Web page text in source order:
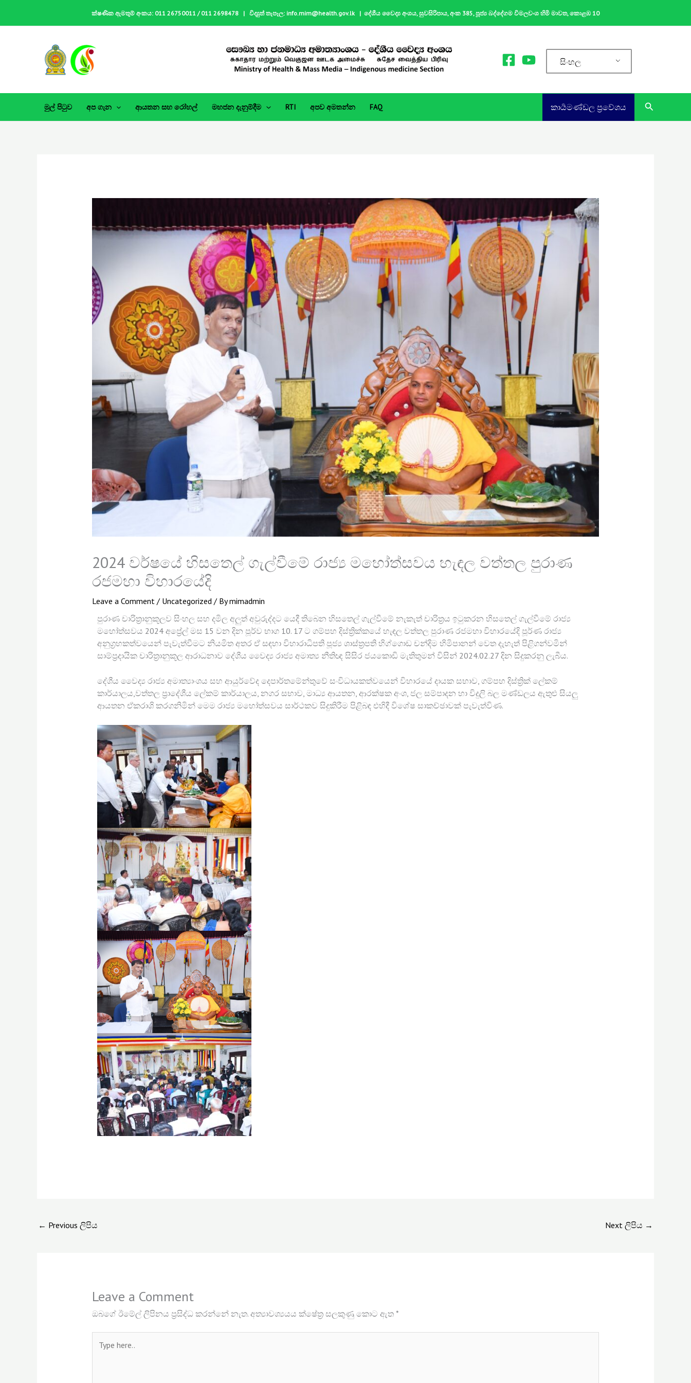
ක්ෂණික ඇමතුම් අංකය: 011 26750011 / 011 2698478 | විද්‍යුත් තැපෑල: info.mim@health.gov.lk | දේශීය වෛද්‍ය අංශය, සුවසිරිපාය, අංක 385, පූජ්‍ය බද්දේගම විමලවංශ හිමි මාවත, කොළඹ 10
සිංහල
මුල් පිටුව අප ගැන ආයතන සහ රෝහල් මහජන දැනුම්දීම RTI අපව අමතන්න FAQ කාර්‍යමණ්ඩල ප්‍රවේශය​ Search
2024 වර්ෂයේ හිසතෙල් ගැල්වීමේ රාජ්‍ය මහෝත්සවය හැඳල වත්තල පුරාණ
රජමහා විහාරයේදි
Leave a Comment / Uncategorized / Bymimadmin
පුරාණ චාරිත්‍රානුකූලව සිංහල සහ දමිල අලුත් අවුරුද්දට යෙදී තිබෙන හිසතෙල් ගැල්වීමේ නැකැත් චාරිත්‍රය ඉටුකරන හිසතෙල් ගැල්වීමේ රාජ්‍ය
මහෝත්සවය 2024 අප්‍රේල් මස 15 වන දින පූර්ව භාග 10. 17 ට ගම්පහ දිස්ත්‍රික්කයේ හැඳල වත්තල පුරාණ රජමහා විහාරයේදි පූර්ණ රාජ්‍ය
අනුග්‍රහකත්වයෙන් පැවැත්වීමට නියමිත අතර ඒ සඳහා විහාරාධිපති පූජ්‍ය ශාස්ත්‍රපති හිග්ගොඩ චන්දිම හිමිපානන් වෙත දැහැත් පිළිගන්වමින්
සාම්ප්‍රදායික චාරිත්‍රානුකූල ආරාධනාව දේශීය වෛද්‍ය රාජ්‍ය අමාත්‍ය නීතිඥ සිසිර ජයකොඩි මැතිතුමන් විසින් 2024.02.27 දින සිදුකරනු ලැබීය.
දේශීය වෛද්‍ය රාජ්‍ය අමාත්‍යාංශය සහ ආයුර්වේද දෙපාර්තමේන්තුවේ සංවිධායකත්වයෙන් විහාරයේ දායක සභාව, ගම්පහ දිස්ත්‍රික් ලේකම්
කාර්යාලය,වත්තල ප්‍රාදේශීය ලේකම් කාර්යාලය, නගර සභාව, මාධ්‍ය ආයතන, ආරක්ෂක අංශ, ජල සම්පාදන හා විදුලි බල මණ්ඩලය ඇතුළු සියලු
ආයතන ඒකරාශි කරගනිමින් මෙම රාජ්‍ය මහෝත්සවය සාර්ථකව සිදුකිරීම පිළිබඳ එහිදී විශේෂ සාකච්ඡාවක් පැවැත්විණ.
← Previous ලිපිය Next ලිපිය →
Leave a Comment
ඔබගේ ඊමේල් ලිපිනය ප්‍රසිද්ධ කරන්නේ නැත. අත්‍යාවශ්‍යයය ක්ෂේත්‍ර සලකුණු කොට ඇත *
here..